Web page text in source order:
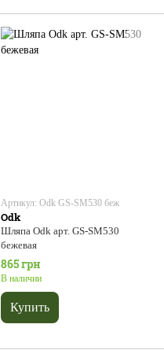
Артикул: Odk GS-SM530 беж
Odk
Шляпа Odk арт. GS-SM530
бежевая
865 грн
В наличии
Купить